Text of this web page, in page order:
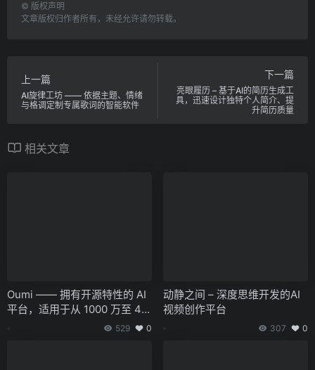
© 版权声明
文章版权归作者所有，未经允许请勿转载。
上一篇
AI旋律工坊 —— 依据主题、情绪
与格调定制专属歌词的智能软件
下一篇
亮眼履历 – 基于AI的简历生成工
具，迅速设计独特个人简介、提
升简历质量
相关文章
Oumi —— 拥有开源特性的 AI
平台，适用于从 1000 万至 40
50 亿参数的模型训练
529 0
动静之间 – 深度思维开发的AI
视频创作平台
307 0